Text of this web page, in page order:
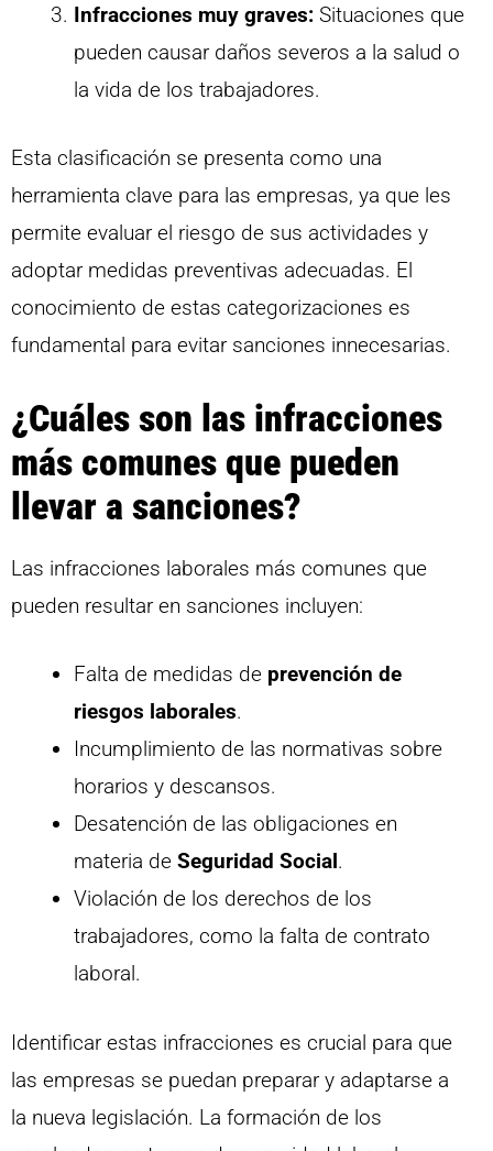
Infracciones muy graves: Situaciones que
pueden causar daños severos a la salud o
la vida de los trabajadores.
Esta clasificación se presenta como una
herramienta clave para las empresas, ya que les
permite evaluar el riesgo de sus actividades y
adoptar medidas preventivas adecuadas. El
conocimiento de estas categorizaciones es
fundamental para evitar sanciones innecesarias.
¿Cuáles son las infracciones
más comunes que pueden
llevar a sanciones?
Las infracciones laborales más comunes que
pueden resultar en sanciones incluyen:
Falta de medidas de prevención de
riesgos laborales.
Incumplimiento de las normativas sobre
horarios y descansos.
Desatención de las obligaciones en
materia de Seguridad Social.
Violación de los derechos de los
trabajadores, como la falta de contrato
laboral.
Identificar estas infracciones es crucial para que
las empresas se puedan preparar y adaptarse a
la nueva legislación. La formación de los